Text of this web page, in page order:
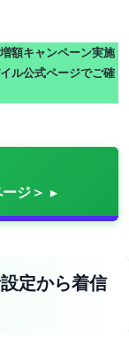
額キャンペーン実施
ル公式ページでご確
ジ＞
定から着信